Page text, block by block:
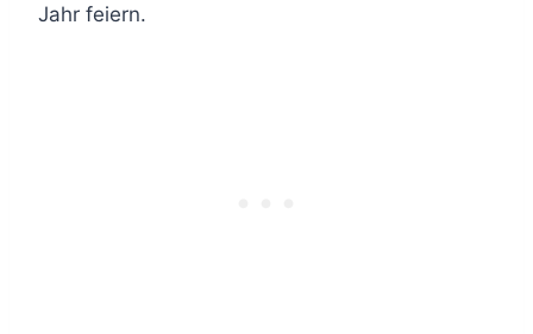
Jahr feiern.